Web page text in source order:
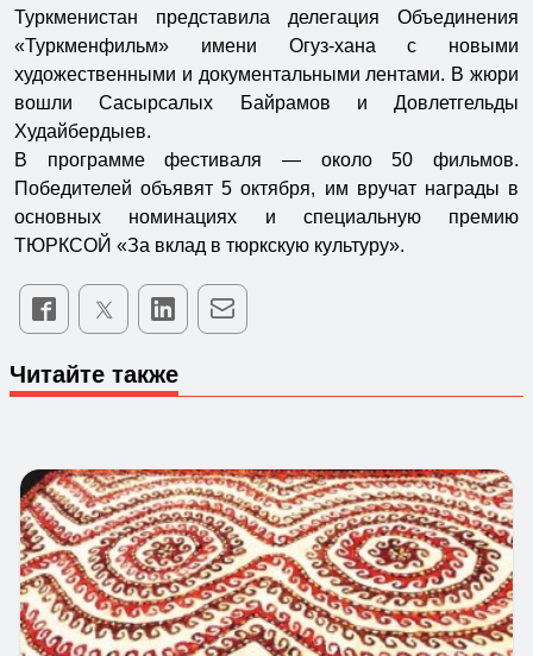
Туркменистан представила делегация Объединения
«Туркменфильм» имени Огуз-хана с новыми
художественными и документальными лентами. В жюри
вошли Сасырсалых Байрамов и Довлетгельды
Худайбердыев.
В программе фестиваля — около 50 фильмов.
Победителей объявят 5 октября, им вручат награды в
основных номинациях и специальную премию
ТЮРКСОЙ «За вклад в тюркскую культуру».
Читайте также